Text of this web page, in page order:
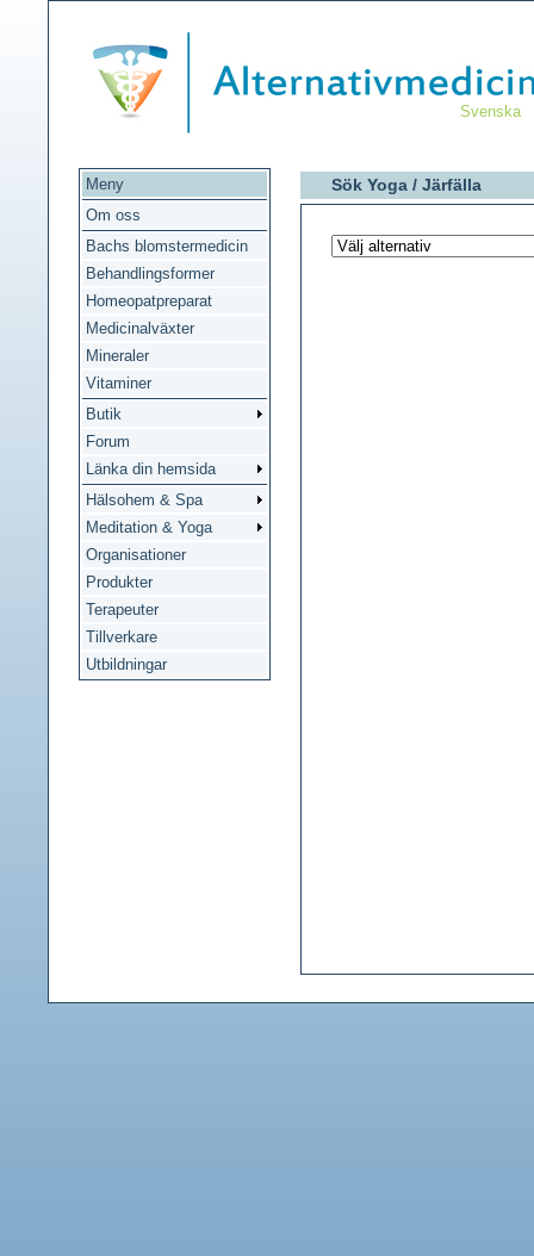
Svenska
Meny
Om oss
Bachs blomstermedicin
Behandlingsformer
Homeopatpreparat
Medicinalväxter
Mineraler
Vitaminer
Butik
Forum
Länka din hemsida
Hälsohem & Spa
Meditation & Yoga
Organisationer
Produkter
Terapeuter
Tillverkare
Utbildningar
Sök Yoga / Järfälla